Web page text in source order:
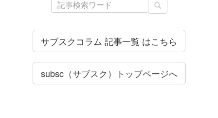
サブスクコラム 記事一覧 はこちら
subsc（サブスク）トップページへ